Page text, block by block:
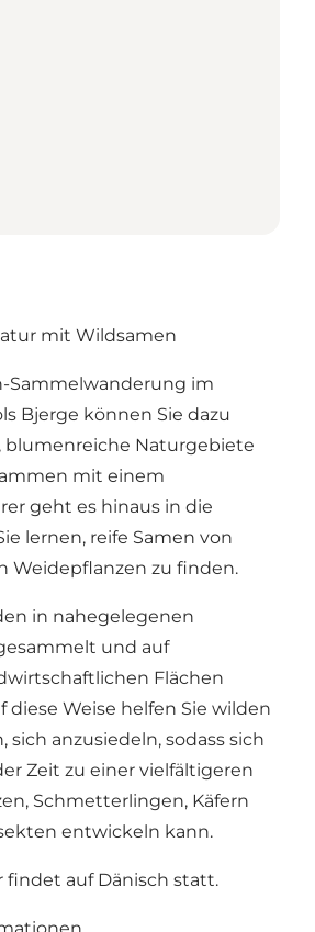
mit Wildsamen
Sammelwanderung im
Bjerge können Sie dazu
blumenreiche Naturgebiete
mit einem
geht es hinaus in die
lernen, reife Samen von
Weidepflanzen zu finden.
in nahegelegenen
und auf
Flächen
diese Weise helfen Sie wilden
sich anzusiedeln, sodass sich
Zeit zu einer vielfältigeren
Schmetterlingen, Käfern
entwickeln kann.
findet auf Dänisch statt.